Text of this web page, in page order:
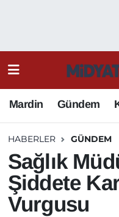
Mardin Gündem
HABERLER GÜNDEM
Sağlık
Şiddete
Vurgusu